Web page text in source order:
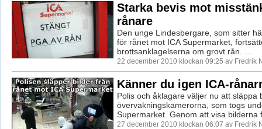
Starka bevis mot
rånare
Den unge Lindesbergare, som sitter
för rånet mot ICA Supermarket,
brottsanklagelserna om grovt rån. ...
22 december 2010 klockan 09:25 av Fredrik
Känner du igen ICA-
Polis och åklagare väljer nu att släppa
övervakningskamerorna, som togs
Supermarket. Genom att visa bilderna
27 december 2010 klockan 06:07 av Fredrik